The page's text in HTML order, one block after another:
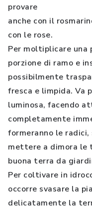
provare
anche con il
con le rose.
Per moltiplicare una
porzione di ramo e
possibilmente
fresca e limpida. Va
luminosa, facendo
completamente
formeranno le
mettere a dimora le
buona terra da
Per coltivare in
occorre svasare la
delicatamente la